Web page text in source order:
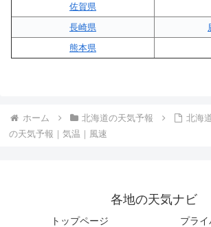
佐賀県
長崎県
熊本県
ホーム 北海道の天気予報
北海
の天気予報｜気温｜風速
各地の天気ナビ
トップページ プラ